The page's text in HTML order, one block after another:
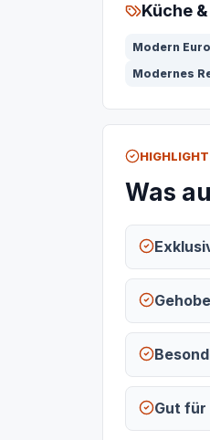
Küche
Modern
Modernes
Was
Gut für